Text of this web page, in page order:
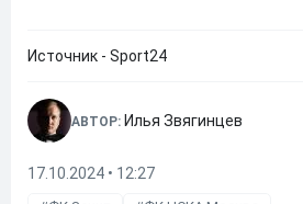
Источник - Sport24
АВТОР: Илья Звягинцев
17.10.2024 • 12:27